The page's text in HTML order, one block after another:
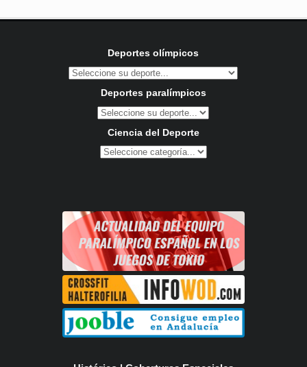
Deportes olímpicos
Deportes paralímpicos
Ciencia del Deporte